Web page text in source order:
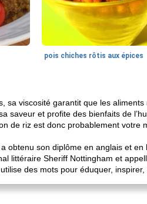
pois chiches rôtis aux épices
viscosité garantit que les
saveur et profite des bienfaits de
de riz est donc probablement votre
obtenu son diplôme en anglais et
littéraire Sheriff Nottingham et
des mots pour éduquer, inspirer,